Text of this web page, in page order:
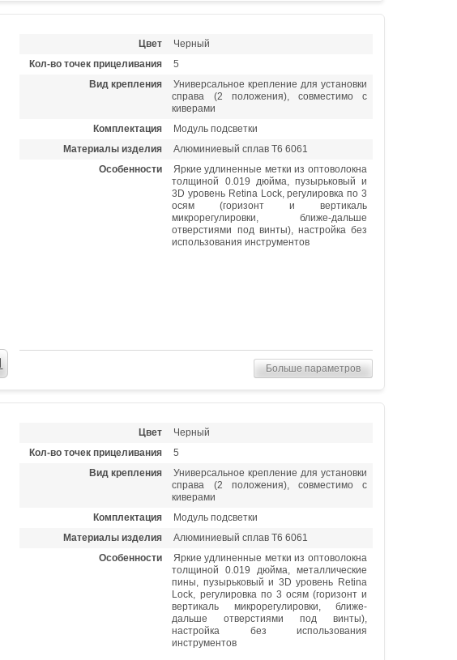
Цвет
Черный
Кол-во точек прицеливания
5
Вид крепления
Универсальное крепление для установки
справа (2 положения), совместимо с
киверами
Комплектация
Модуль подсветки
Материалы изделия
Алюминиевый сплав Т6 6061
Особенности
Яркие удлиненные метки из оптоволокна
толщиной 0.019 дюйма, пузырьковый и
3D уровень Retina Lock, регулировка по 3
осям (горизонт и вертикаль
микрорегулировки, ближе-дальше
отверстиями под винты), настройка без
использования инструментов
Больше параметров
Цвет
Черный
Кол-во точек прицеливания
5
Вид крепления
Универсальное крепление для установки
справа (2 положения), совместимо с
киверами
Комплектация
Модуль подсветки
Материалы изделия
Алюминиевый сплав Т6 6061
Особенности
Яркие удлиненные метки из оптоволокна
толщиной 0.019 дюйма, металлические
пины, пузырьковый и 3D уровень Retina
Lock, регулировка по 3 осям (горизонт и
вертикаль микрорегулировки, ближе-
дальше отверстиями под винты),
настройка без использования
инструментов